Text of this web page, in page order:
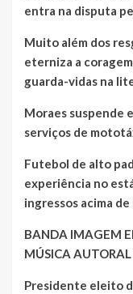
entra na disputa
Muito além dos
eterniza a
guarda-vidas na
Moraes suspende
serviços de
Futebol de alto
experiência no
ingressos acima de
BANDA IMAGEM
MÚSICA
Presidente eleito